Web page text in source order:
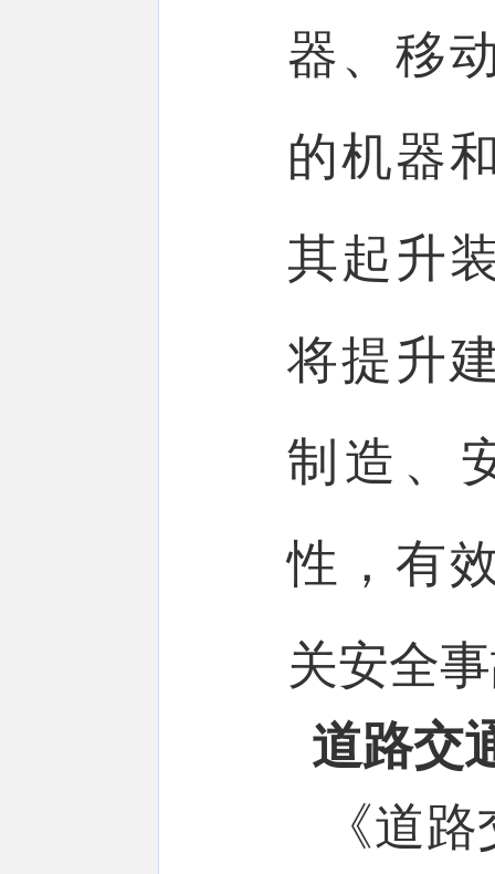
器、移
的机器
其起升
将提升
制造、
性，有
关安全
道路交
《道